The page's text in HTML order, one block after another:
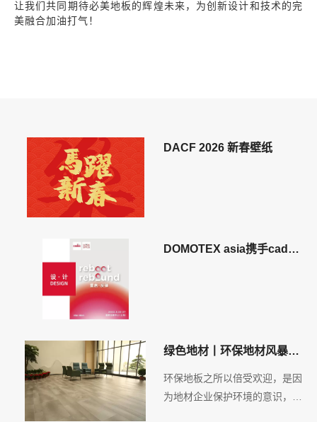
让我们共同期待必美地板的辉煌未来，为创新设计和技术的完
美融合加油打气！
DACF 2026 新春壁纸
DOMOTEX asia携手cadex
绿色地材丨环保地材风暴来
袭，引领行业经济新增长
环保地板之所以倍受欢迎，是因
为地材企业保护环境的意识，还